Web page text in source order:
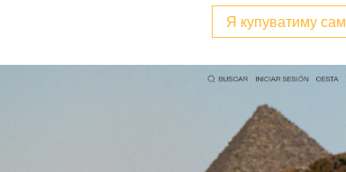
Я купуватиму сам